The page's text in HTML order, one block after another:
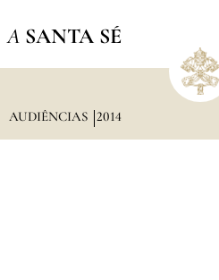
A SANTA SÉ
AUDIÊNCIAS 2014